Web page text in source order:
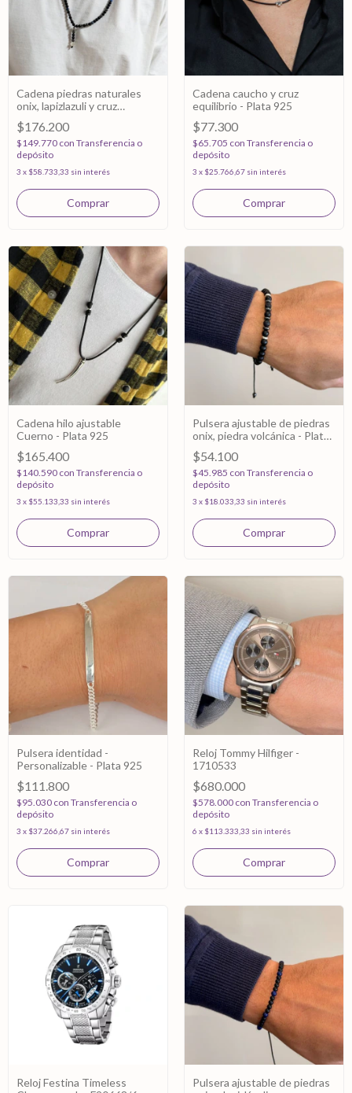
Cadena piedras naturales
onix, lapizlazuli y cruz
equilibrio- Plata 925
$176.200
$149.770 con Transferencia o
depósito
3 x $58.733,33 sin interés
Cadena caucho y cruz
equilibrio - Plata 925
$77.300
$65.705 con Transferencia o
depósito
3 x $25.766,67 sin interés
Cadena hilo ajustable
Cuerno - Plata 925
$165.400
$140.590 con Transferencia o
depósito
3 x $55.133,33 sin interés
Pulsera ajustable de piedras
onix, piedra volcánica - Plata
925
$54.100
$45.985 con Transferencia o
depósito
3 x $18.033,33 sin interés
Pulsera identidad -
Personalizable - Plata 925
$111.800
$95.030 con Transferencia o
depósito
3 x $37.266,67 sin interés
Reloj Tommy Hilfiger -
1710533
$680.000
$578.000 con Transferencia o
depósito
6 x $113.333,33 sin interés
Reloj Festina Timeless
Pulsera ajustable de piedras